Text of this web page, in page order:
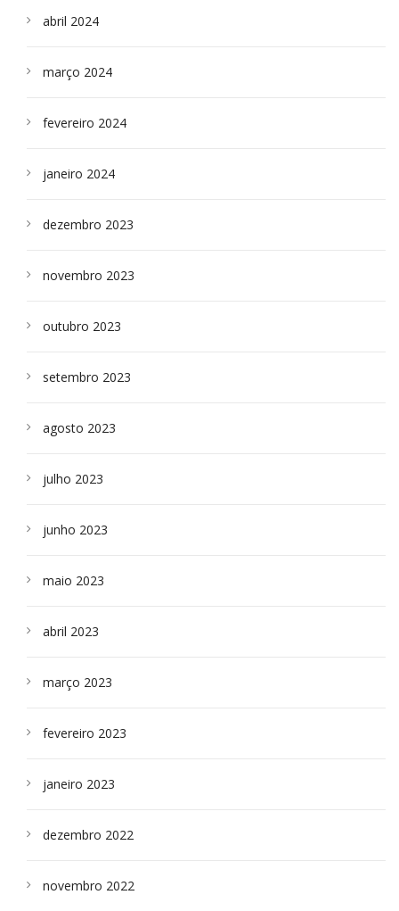
abril 2024
março 2024
fevereiro 2024
janeiro 2024
dezembro 2023
novembro 2023
outubro 2023
setembro 2023
agosto 2023
julho 2023
junho 2023
maio 2023
abril 2023
março 2023
fevereiro 2023
janeiro 2023
dezembro 2022
novembro 2022